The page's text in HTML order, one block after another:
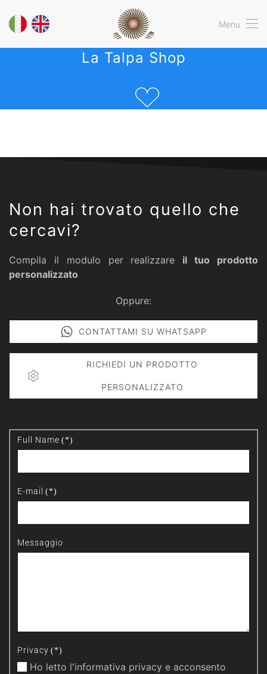
Menu
La Talpa Shop
Non hai trovato quello che
cercavi?
Compila il modulo per realizzare il tuo prodotto
personalizzato
Oppure:
CONTATTAMI SU WHATSAPP
RICHIEDI UN PRODOTTO
PERSONALIZZATO
Full Name (*)
E-mail (*)
Messaggio
Privacy (*)
Ho letto l'informativa privacy e acconsento